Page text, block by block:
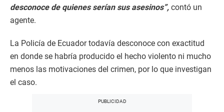
desconoce de quienes serían sus asesinos”, contó un
agente.
La Policía de Ecuador todavía desconoce con exactitud
en donde se habría producido el hecho violento ni mucho
menos las motivaciones del crimen, por lo que investigan
el caso.